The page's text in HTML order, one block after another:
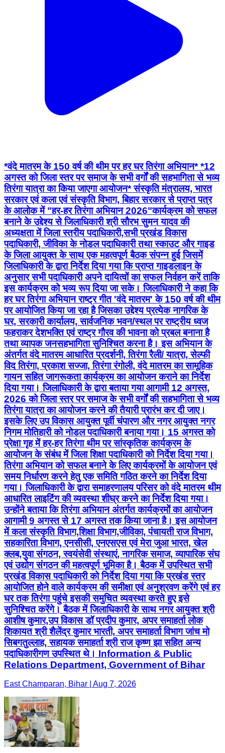
*वंदे मातरम के 150 वर्ष की थीम पर हर घर तिरंगा अभियान* *12
अगस्त को जिला स्तर पर समाज के सभी वर्गों की सहभागिता से भव्य
तिरंगा यात्रा का किया जाएगा आयोजन* संस्कृति मंत्रालय, भारत
सरकार एवं कला एवं संस्कृति विभाग, बिहार सरकार से प्राप्त पत्र
के आलोक में "हर-हर तिरंगा अभियान 2026"कार्यक्रम को सफल
बनाने के उद्देश्य से जिलाधिकारी श्री सौरभ सुमन यादव की
अध्यक्षता में जिला स्तरीय पदाधिकारी,सभी प्रखंड विकास
पदाधिकारी, जीविका के नोडल पदाधिकारी तथा स्काउट और गाइड
के जिला आयुक्त के साथ एक महत्वपूर्ण बैठक संपन्न हुई जिसमें
जिलाधिकारी के द्वारा निर्देश दिया गया कि प्राप्त गाइडलाइन के
अनुसार सभी पदाधिकारी अपने दायित्वों का सफल निर्वहन करें ताकि
इस कार्यक्रम को भव्य रूप दिया जा सके। जिलाधिकारी ने कहा कि
हर घर तिरंगा अभियान राष्ट्र गीत 'वंदे मातरम' के 150 वर्ष की थीम
पर आयोजित किया जा रहा है जिसका उद्देश्य प्रत्येक नागरिक के
घर, सरकारी कार्यालय, सार्वजनिक भवन/स्थल पर राष्ट्रीय ध्वज
फहराकर देशभक्ति एवं राष्ट्र गौरव की भावना को प्रबल बनाना है
तथा व्यापक जनसहभागिता सुनिश्चित करना है। इस अभियान के
अंतर्गत वंदे मातरम आधारित प्रदर्शनी, तिरंगा रैली/ यात्रा, सेल्फी
विद तिरंगा, प्रकाश सज्जा, तिरंगा रंगोली, वंदे मातरम का सामूहिक
गायन सहित जागरूकता कार्यक्रम का आयोजन कराने का निर्देश
दिया गया। जिलाधिकारी के द्वारा बताया गया आगामी 12 अगस्त,
2026 को जिला स्तर पर समाज के सभी वर्गों की सहभागिता से भव्य
तिरंगा यात्रा का आयोजन करने की तैयारी प्रारंभ कर दी जाए।
इसके लिए उप विकास आयुक्त पूर्वी चंपारण और नगर आयुक्त नगर
निगम मोतिहारी को नोडल पदाधिकारी बनाया गया। 15 अगस्त को
प्रेक्षा गृह में हर-हर तिरंगा थीम पर सांस्कृतिक कार्यक्रम के
आयोजन के संबंध में जिला शिक्षा पदाधिकारी को निर्देश दिया गया।
तिरंगा अभियान को सफल बनाने के लिए कार्यक्रमों के आयोजन एवं
समय निर्धारण करने हेतु एक समिति गठित करने का निर्देश दिया
गया। जिलाधिकारी के द्वारा समाहरणालय परिसर को वंदे मातरम थीम
आधारित लाइटिंग की व्यवस्था शीघ्र करने का निर्देश दिया गया।
उन्होंने बताया कि तिरंगा अभियान अंतर्गत कार्यक्रमों का आयोजन
आगामी 9 अगस्त से 17 अगस्त तक किया जाना है। इस आयोजन
में कला संस्कृति विभाग,शिक्षा विभाग,जीविका, पंचायती राज विभाग,
सहकारिता विभाग, एनसीसी, एनएसएस एवं मेरा जुआ भारत, खेल
क्लब,युवा संगठन, स्वयंसेवी संस्थाएं, नागरिक समाज, व्यापारिक संघ
एवं उद्योग संगठन की महत्वपूर्ण भूमिका है। बैठक में उपस्थित सभी
प्रखंड विकास पदाधिकारी को निर्देश दिया गया कि प्रखंड स्तर
आयोजित होने वाले कार्यक्रम की समीक्षा एवं अनुश्रवण करेंगे एवं हर
घर तक तिरंगा पहुंचे इसकी समुचित व्यवस्था करते हुए इसे
सुनिश्चित करेंगे। बैठक में जिलाधिकारी के साथ नगर आयुक्त श्री
आशीष कुमार,उप विकास डॉ प्रदीप कुमार, अपर समाहर्ता लोक
शिकायत श्री शैलेंद्र कुमार भारती, अपर समाहर्ता विभाग जांच मो
सिबगतुल्लाह, सहायक समाहर्ता श्री राज कृष्ण झा सहित अन्य
पदाधिकारीगण उपस्थित थे। Information & Public
Relations Department, Government of Bihar
East Champaran, Bihar | Aug 7, 2026